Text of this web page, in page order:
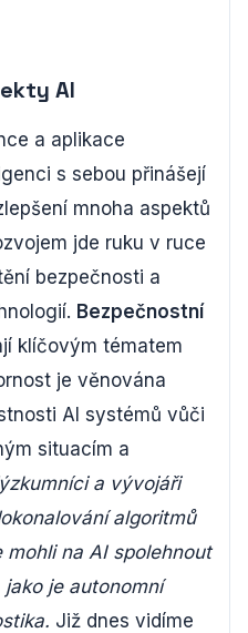
AI
a aplikace
s sebou přinášejí
mnoha aspektů
jde ruku v ruce
bezpečnosti a
Bezpečnostní
klíčovým tématem
je věnována
AI systémů vůči
situacím a
a vývojáři
algoritmů
na AI spolehnout
je autonomní
Již dnes vidíme